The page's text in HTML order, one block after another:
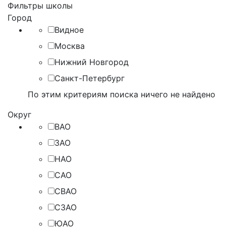
Фильтры школы
Город
Видное
Москва
Нижний Новгород
Санкт-Петербург
По этим критериям поиска ничего не найдено
Округ
ВАО
ЗАО
НАО
САО
СВАО
СЗАО
ЮАО